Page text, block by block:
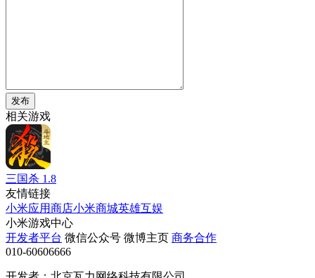
发布
相关游戏
三国杀 1.8
友情链接
小米应用商店小米商城英雄互娱
小米游戏中心
开发者平台 微信公众号 微博主页 商务合作
010-60606666